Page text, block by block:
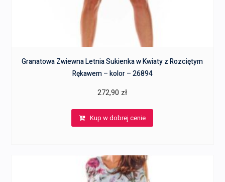
Granatowa Zwiewna Letnia Sukienka w Kwiaty z Rozciętym
Rękawem – kolor – 26894
272,90 zł
Kup w dobrej cenie